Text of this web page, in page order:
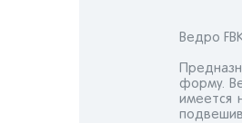
Ведро
форму.
имеется